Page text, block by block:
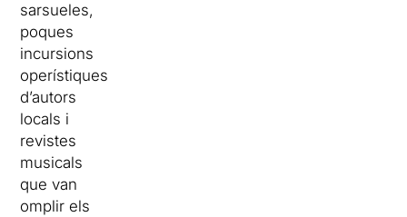
sarsueles,
poques
incursions
operístiques
d’autors
locals i
revistes
musicals
que van
omplir els